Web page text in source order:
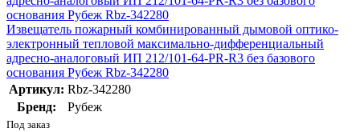
Извещатель пожарный комбинированный дымовой оптико-
электронный тепловой максимально-дифференциальный
адресно-аналоговый ИП 212/101-64-PR-R3 без базового
основания Рубеж Rbz-342280
Артикул: Rbz-342280
Бренд:
Рубеж
Под заказ